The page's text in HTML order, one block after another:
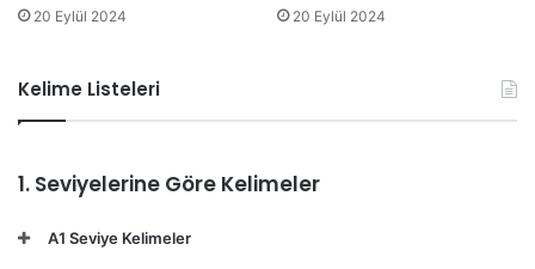
20 Eylül 2024 20 Eylül 2024
Kelime Listeleri
1. Seviyelerine Göre Kelimeler
A1 Seviye Kelimeler